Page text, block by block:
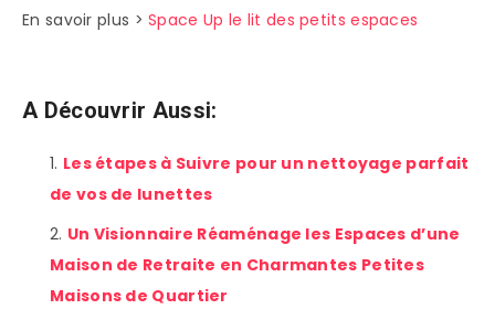
En savoir plus >Space Up le lit des petits espaces
A Découvrir Aussi:
Les étapes à Suivre pour un nettoyage parfait
de vos de lunettes
Un Visionnaire Réaménage les Espaces d’une
Maison de Retraite en Charmantes Petites
Maisons de Quartier